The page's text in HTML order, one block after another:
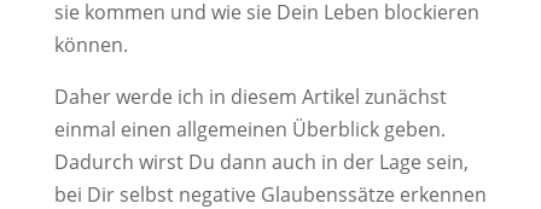
sie kommen und wie sie Dein Leben blockieren
können.
Daher werde ich in diesem Artikel zunächst
einmal einen allgemeinen Überblick geben.
Dadurch wirst Du dann auch in der Lage sein,
bei Dir selbst negative Glaubenssätze erkennen